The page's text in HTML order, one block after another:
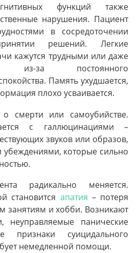
функций также
нарушения. Пациент
в сосредоточении
решений. Легкие
кажутся трудными или даже
из-за постоянного
Память ухудшается,
плохо усваивается.
смерти или самоубийстве.
с галлюцинациями –
звуков или образов,
которые сильно
радикально меняется.
становится апатия – потеря
занятиям и хобби. Возникают
неуправляемые панические
суицидального
немедленной помощи.